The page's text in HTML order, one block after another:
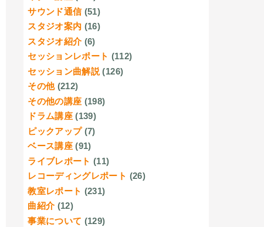
サウンド通信 (51)
スタジオ案内 (16)
スタジオ紹介 (6)
セッションレポート (112)
セッション曲解説 (126)
その他 (212)
その他の講座 (198)
ドラム講座 (139)
ピックアップ (7)
ベース講座 (91)
ライブレポート (11)
レコーディングレポート (26)
教室レポート (231)
曲紹介 (12)
事業について (129)